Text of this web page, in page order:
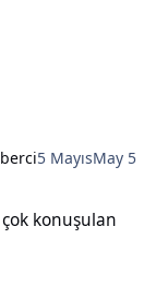
5 MayısMay 5
konuşulan